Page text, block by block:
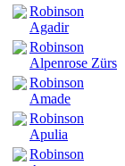
Robinson
Agadir
Robinson
Alpenrose Zürs
Robinson
Amade
Robinson
Apulia
Robinson